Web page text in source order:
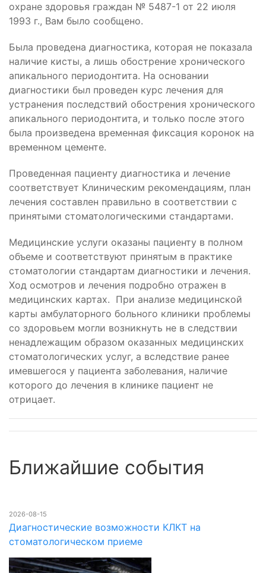
охране здоровья граждан № 5487-1 от 22 июля
1993 г., Вам было сообщено.
Была проведена диагностика, которая не показала
наличие кисты, а лишь обострение хронического
апикального периодонтита. На основании
диагностики был проведен курс лечения для
устранения последствий обострения хронического
апикального периодонтита, и только после этого
была произведена временная фиксация коронок на
временном цементе.
Проведенная пациенту диагностика и лечение
соответствует Клиническим рекомендациям, план
лечения составлен правильно в соответствии с
принятыми стоматологическими стандартами.
Медицинские услуги оказаны пациенту в полном
объеме и соответствуют принятым в практике
стоматологии стандартам диагностики и лечения.
Ход осмотров и лечения подробно отражен в
медицинских картах. При анализе медицинской
карты амбулаторного больного клиники проблемы
со здоровьем могли возникнуть не в следствии
ненадлежащим образом оказанных медицинских
стоматологических услуг, а вследствие ранее
имевшегося у пациента заболевания, наличие
которого до лечения в клинике пациент не
отрицает.
Ближайшие события
2026-08-15
Диагностические возможности КЛКТ на
стоматологическом приеме